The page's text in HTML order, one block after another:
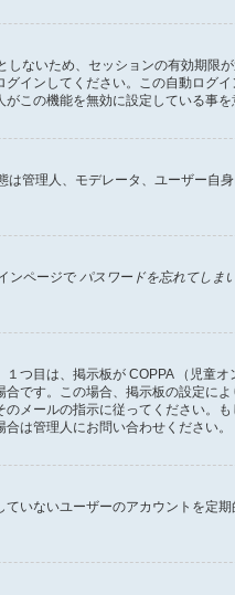
ないため、セッションの有効期限
インしてください。この自動ログ
この機能を無効に設定している事を
は管理人、モデレータ、ユーザー自
ンページで パスワードを忘れてしま
つ目は、掲示板が COPPA （児童
です。この場合、掲示板の設定に
メールの指示に従ってください。
は管理人にお問い合わせください。
いないユーザーのアカウントを定